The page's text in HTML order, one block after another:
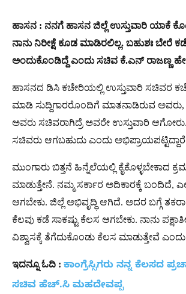
ಹಾಸನ : ನನಗೆ ಹಾಸನ ಜಿಲ್ಲೆ ಉಸ್ತುವಾರಿ ಯಾಕೆ
ನಾನು ನಿರೀಕ್ಷೆ ಕೂಡ ಮಾಡಿರಲಿಲ್ಲ. ಬಹುಶಃ ಬೇರೆ
ಅಂದುಕೊಂಡಿದ್ದೆ ಎಂದು ಸಚಿವ ಕೆ.ಎನ್ ರಾಜಣ್ಣ
ಹಾಸನದ ಡಿಸಿ ಕಚೇರಿಯಲ್ಲಿ ಉಸ್ತುವಾರಿ ಸಚಿವರ
ಮಾಡಿ ಸುದ್ದಿಗಾರರೊಂದಿಗೆ ಮಾತನಾಡಿರುವ
ಅವರು ಸಚಿವರಾಗಿದ್ರೆ ಅವರೇ ಉಸ್ತುವಾರಿ
ಸಚಿವರು ಆಗಬಹುದು ಎಂದು
ಮುಂಗಾರು ಬಿತ್ತನೆ ಹಿನ್ನೆಲೆಯಲ್ಲಿ ಕೈಕೊಳ್ಳಬೇಕಾದ
ಮಾಡುತ್ತೇನೆ. ನಮ್ಮ ಸರ್ಕಾರ ಅದಿಕಾರಕ್ಕೆ ಬಂದಿದೆ,
ಆಗಬೇಕು. ಜಿಲ್ಲೆ ಅಭಿವೃದ್ಧಿ ಆಗಿದೆ. ಅದರ ಬಗ್ಗೆ
ಕೆಲವು ಕಡೆ ಸಾಕಷ್ಟು ಕೆಲಸ ಆಗಬೇಕು. ನಾನು
ವಿಶ್ವಾಸಕ್ಕೆ ತೆಗೆದುಕೊಂಡು ಕೆಲಸ ಮಾಡುತ್ತೇವೆ ಎಂದು
ಇದನ್ನೂ ಓದಿ : ಕಾಂಗ್ರೆಸ್ಸಿಗರು ನನ್ನ ಕೆಲಸದ
ಸಚಿವ ಹೆಚ್.ಸಿ ಮಹದೇವಪ್ಪ